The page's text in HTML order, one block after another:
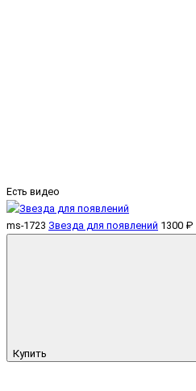
Есть видео
ms-1723 Звезда для появлений 1300 ₽
Купить